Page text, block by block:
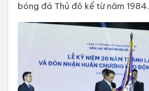
bóng đá Thủ đô kể từ năm 1984.